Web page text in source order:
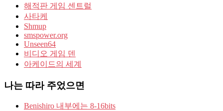
해적판 게임 센트럴
사타케
Shmup
smspower.org
Unseen64
비디오 게임 덴
아케이드의 세계
나는 따라 주었으면
Benishiro 내부에는 8-16bits